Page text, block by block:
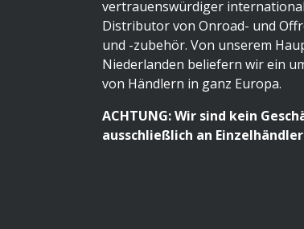
vertrauenswürdiger
Distributor von Onroad- und
und -zubehör. Von unserem
Niederlanden beliefern wir ein
von Händlern in ganz Europa.
ACHTUNG: Wir sind kein
ausschließlich an